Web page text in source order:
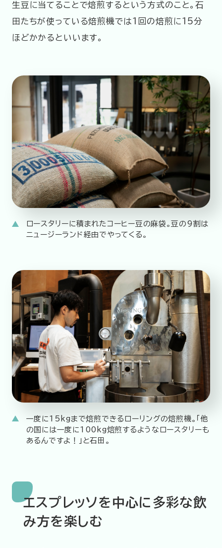
生豆に当てることで焙煎するという方式のこと。石
田たちが使っている焙煎機では1回の焙煎に15分
ほどかかるといいます。
ロースタリーに積まれたコーヒー豆の麻袋。豆の9割は
ニュージーランド経由でやってくる。
一度に15kgまで焙煎できるローリングの焙煎機。「他
の国には一度に100kg焙煎するようなロースタリーも
あるんですよ！」と石田。
エスプレッソを中心に多彩な飲
み方を楽しむ